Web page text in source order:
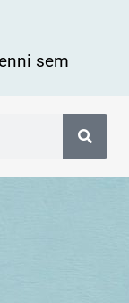
sem